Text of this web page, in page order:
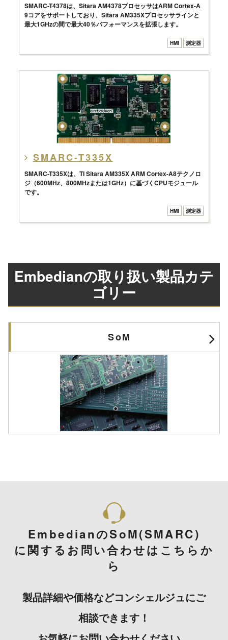
SMARC-T4378は、Sitara AM4378プロセッサはARM Cortex-A
9コアをサポートしており、Sitara AM335Xプロセッサラインと
最大1GHzの間で最大40％パフォーマンスを拡張します。
HMI 測定器
SMARC-T335X
SMARC-T335Xは、TI Sitara AM335X ARM Cortex-A8テクノロ
ジ（600MHz、800MHzまたは1GHz）に基づくCPUモジュール
です。
HMI 測定器
Embedianの取り扱い製品カテ
ゴリー
SoM
EmbedianのSoM(SMARC)
に関するお問い合わせはこちらか
ら
製品詳細や価格などコンシェルジュにご
相談できます！